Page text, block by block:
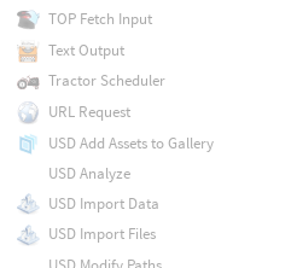
TOP Fetch Input
Text Output
Tractor Scheduler
URL Request
USD Add Assets to Gallery
USD Analyze
USD Import Data
USD Import Files